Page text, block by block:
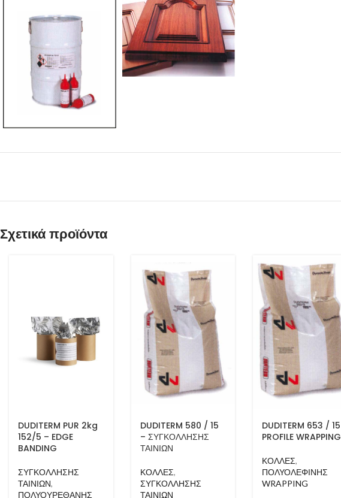
Σχετικά προϊόντα
DUDITERM PUR 2kg
152/5 – EDGE
BANDING
ΣΥΓΚΟΛΛΗΣΗΣ
ΤΑΙΝΙΩΝ,
ΠΟΛΥΟΥΡΕΘΑΝΗΣ
DUDITERM 580 / 15
– ΣΥΓΚΟΛΛΗΣΗΣ
ΤΑΙΝΙΩΝ
ΚΟΛΛΕΣ,
ΣΥΓΚΟΛΛΗΣΗΣ
ΤΑΙΝΙΩΝ
DUDITERM 653 / 15
PROFILE WRAPPING
ΚΟΛΛΕΣ,
ΠΟΛΥΟΛΕΦΙΝΗΣ
WRAPPING